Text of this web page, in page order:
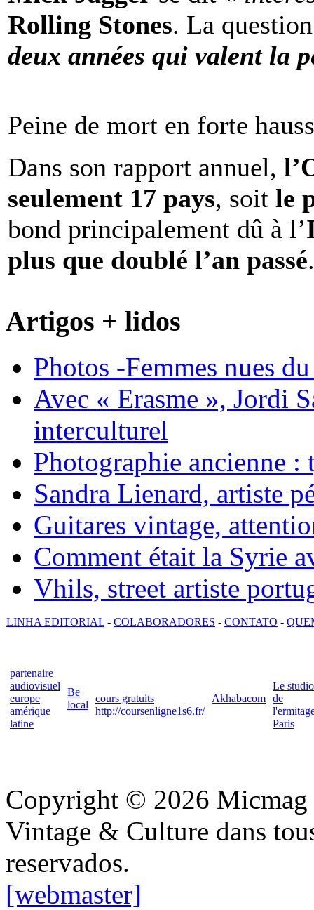
Rolling Stones. La
deux années qui valent la
Peine de mort en forte
Dans son rapport annuel,
seulement 17 pays, soit le
bond principalement dû à l’
plus que doublé l’an passé.
Artigos + lidos
Photos -Femmes nues
Avec « Erasme », Jordi
interculturel
Photographie ancienne :
Sandra Lienard, artiste
Guitares vintage,
Comment était la Syrie
Vhils, street artiste
LINHA EDITORIAL - COLABORADORES - CONTATO -
partenaire
audiovisuel
europe
amérique
latine
Be
local
cours gratuits
http://coursenligne1s6.fr/
Akhabacom
Le studio
de
Paris
Copyright © 2026 Micmag
Vintage & Culture dans
reservados.
[webmaster]